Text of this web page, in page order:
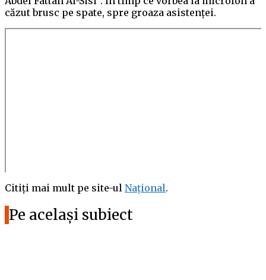
căzut brusc pe spate, spre groaza asistenței.
Citiți mai mult pe site-ul Național.
Pe același subiect